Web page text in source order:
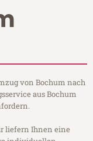
von Bochum nach
aus Bochum
liefern Ihnen eine